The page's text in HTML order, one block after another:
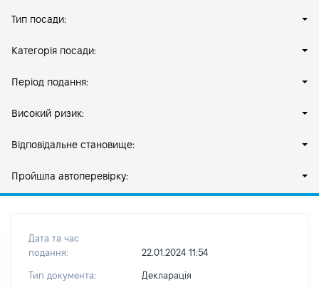
Тип посади:
Категорія посади:
Період подання:
Високий ризик:
Відповідальне становище:
Пройшла автоперевірку:
Дата та час
подання:
22.01.2024 11:54
Тип документа: Декларація